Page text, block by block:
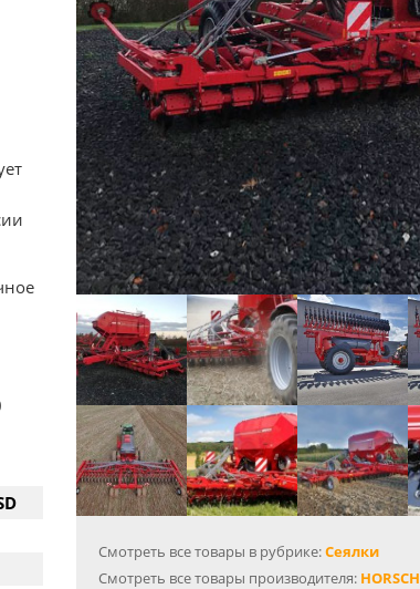
Смотреть все товары в рубрике:Сеялки
Смотреть все товары производителя: HORSCH